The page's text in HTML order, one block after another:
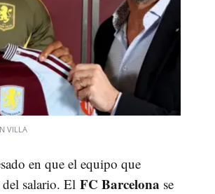
VILLA
en que el equipo que
salario. El FC Barcelona se